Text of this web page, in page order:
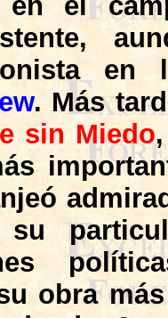
en
. Más
sin Miedo
obra